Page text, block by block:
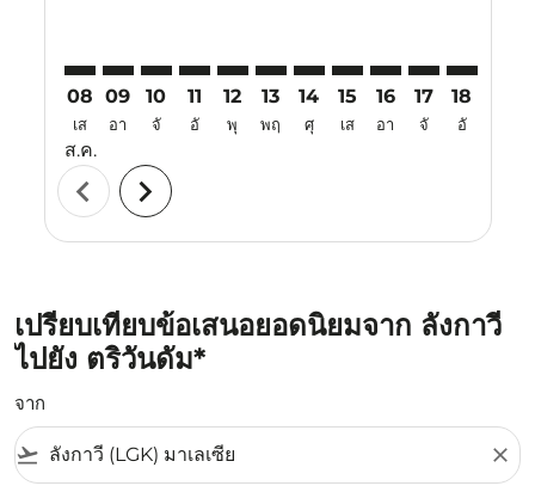
08
เส
ส.ค.
09
อา
10
จั
11
อั
12
พุ
13
พฤ
14
ศุ
15
เส
16
อา
17
จั
18
อั
chevron_left chevron_right
เปรียบเทียบข้อเสนอยอดนิยมจาก ลังกาวี
ไปยัง ตริวันดัม*
จาก
flight_takeoff close